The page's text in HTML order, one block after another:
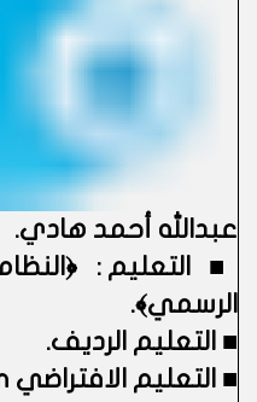
عبدالله أحمد هادي.
■
التعليم :
الرسمي﴾.
■ التعليم الرديف.
■ التعليم الافتراضي Default Education.